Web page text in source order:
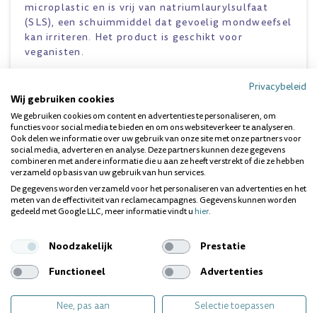
microplastic en is vrij van natriumlaurylsulfaat
(SLS), een schuimmiddel dat gevoelig mondweefsel
kan irriteren. Het product is geschikt voor
veganisten.
- Bevat 1000 ppm fluoride om cariës te helpen
voorkomen.
- Vegan.
- Milde pepermuntsmaak.
Vragen over dit product? Wij helpen je
graag!
Privacybeleid
Wij gebruiken cookies
We gebruiken cookies om content en advertenties te personaliseren, om
functies voor social media te bieden en om ons websiteverkeer te analyseren.
Ook delen we informatie over uw gebruik van onze site met onze partners voor
social media, adverteren en analyse. Deze partners kunnen deze gegevens
combineren met andere informatie die u aan ze heeft verstrekt of die ze hebben
verzameld op basis van uw gebruik van hun services.
De gegevens worden verzameld voor het personaliseren van advertenties en het
meten van de effectiviteit van reclamecampagnes. Gegevens kunnen worden
gedeeld met Google LLC, meer informatie vindt uhier.
Noodzakelijk
Prestatie
Functioneel
Advertenties
Nee, pas aan
Selectie toepassen